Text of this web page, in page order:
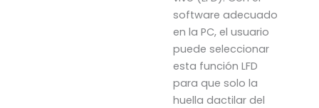
software adecuado
en la PC, el usuario
puede seleccionar
esta función LFD
para que solo la
huella dactilar del